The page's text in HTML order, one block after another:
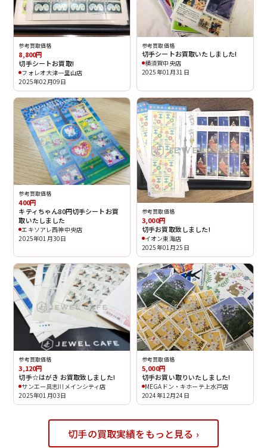
参考買取価格
8,800円
切手シートお買取!
フォレオ大津一里山店
2025年02月09日
参考買取価格
切手シートお買取いたしました!
横須賀中央店
2025年01月31日
参考買取価格
400円
キティちゃん80円切手シートお買
取いたしました
エキソアレ西神中央店
2025年01月30日
参考買取価格
3,000円
切手お買取致しました!
イオン東海店
2025年01月25日
参考買取価格
3,120円
切手☆はがき お買取致しました!
サンエー具志川メインシティ店
2025年01月03日
参考買取価格
5,000円
切手お買い取りいたしました!
MEGAドン・キホーテ上水戸店
2024年12月24日
切手の買取実績をもっと見る ›